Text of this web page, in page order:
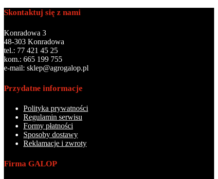
Skontaktuj się z nami
Konradowa 3
48-303 Konradowa
tel.: 77 421 45 25
kom.: 665 199 755
e-mail: sklep@agrogalop.pl
Przydatne informacje
Polityka prywatności
Regulamin serwisu
Formy płatności
Sposoby dostawy
Reklamacje i zwroty
Firma GALOP